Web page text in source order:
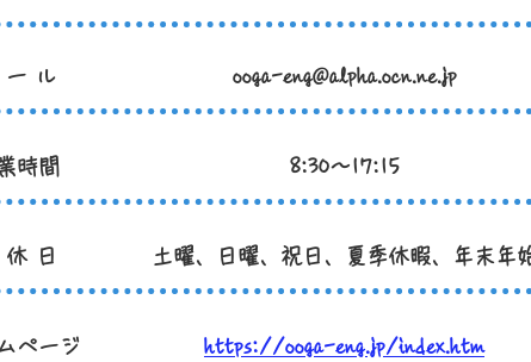
ー ル ooga-eng@alpha.ocn.ne.jp
時間 8:30～17:15
休 日 土曜、日曜、祝日、夏季休暇、年末年
ページ https://ooga-eng.jp/index.htm